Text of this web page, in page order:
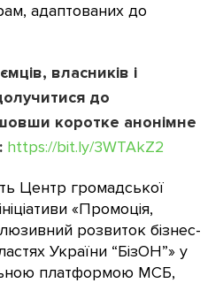
адаптованих до
власників і
до
коротке анонімне
https://bit.ly/3WTAkZ2
Центр громадської
«Промоція,
розвиток бізнес-
України “БізОН”» у
платформою МСБ,